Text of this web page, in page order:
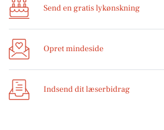
Send en gratis lykønskning
Opret mindeside
Indsend dit læserbidrag